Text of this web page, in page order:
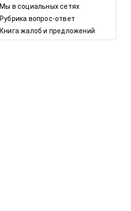
Мы в социальных сетях
Рубрика вопрос-ответ
Книга жалоб и предложений